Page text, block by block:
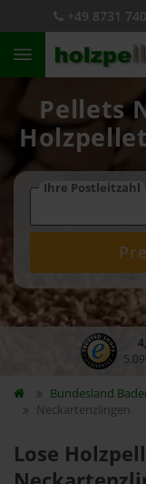
+49 8731
Pellets
Ihre Postleitzahl
Bundesland
Neckartenzlingen
Lose